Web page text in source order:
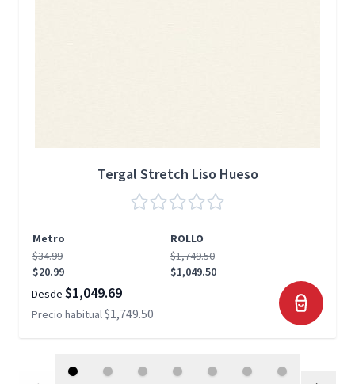
Tergal Stretch Liso Hueso
Metro
ROLLO
$34.99
$20.99
$1,749.50
$1,049.50
Desde $1,049.69
Precio habitual$1,749.50